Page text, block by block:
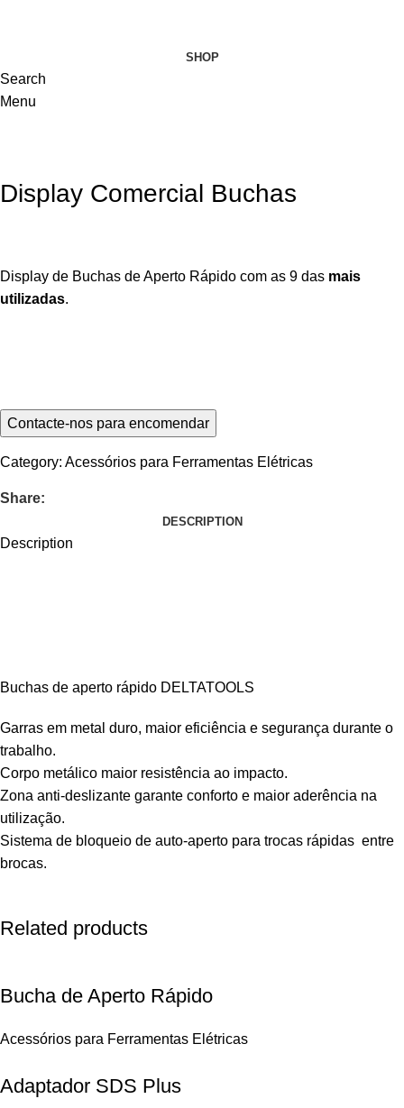
SHOP
Search
Menu
Display Comercial Buchas
Display de Buchas de Aperto Rápido com as 9 das mais
utilizadas.
Category: Acessórios para Ferramentas Elétricas
Share:
DESCRIPTION
Description
Buchas de aperto rápido DELTATOOLS
Garras em metal duro, maior eficiência e segurança durante o
trabalho.
Corpo metálico maior resistência ao impacto.
Zona anti-deslizante garante conforto e maior aderência na
utilização.
Sistema de bloqueio de auto-aperto para trocas rápidas entre
brocas.
Related products
Bucha de Aperto Rápido
Acessórios para Ferramentas Elétricas
Adaptador SDS Plus